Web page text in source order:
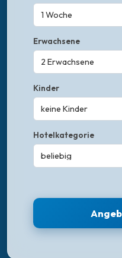
Erwachsene
Kinder
keine Kinder
Hotelkategorie